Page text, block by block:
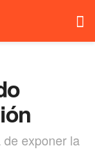
exponer la